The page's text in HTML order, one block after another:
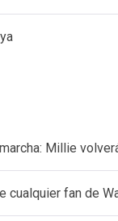
Millie
cualquier fan de